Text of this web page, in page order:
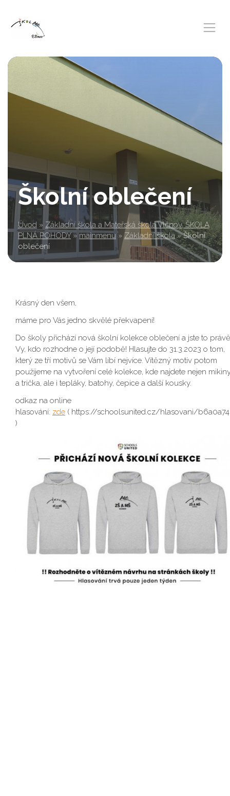
Školní oblečení
Úvod » Základní škola a Mateřská škola Vlčnov, ŠKOLA
PLNÁ POHODY » mainmenu » Základní škola » Školní
oblečení
Krásný den všem,
máme pro Vás jedno skvělé překvapení!
Do školy přichází nová školní kolekce oblečení a jste to právě
Vy, kdo rozhodne o její podobě! Hlasujte do 31.3.2023 o tom,
který ze tří motivů se Vám líbí nejvíce. Vítězný motiv potom
použijeme na vytvoření celé kolekce, kde najdete nejen
a trička, ale i tepláky, batohy, čepice a další kousky.
odkaz na online
hlasování: zde ( https://schoolsunited.cz/hlasovani/
)